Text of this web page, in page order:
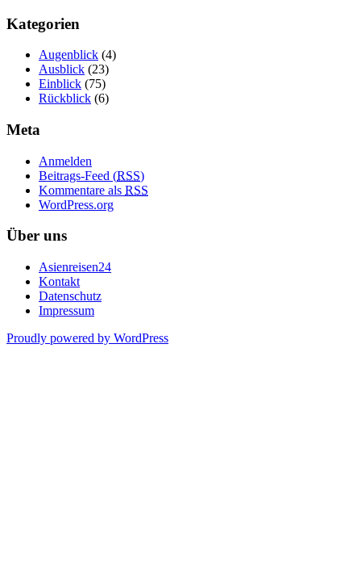
Kategorien
Augenblick (4)
Ausblick (23)
Einblick (75)
Rückblick (6)
Meta
Anmelden
Beitrags-Feed (RSS)
Kommentare als RSS
WordPress.org
Über uns
Asienreisen24
Kontakt
Datenschutz
Impressum
Proudly powered by WordPress